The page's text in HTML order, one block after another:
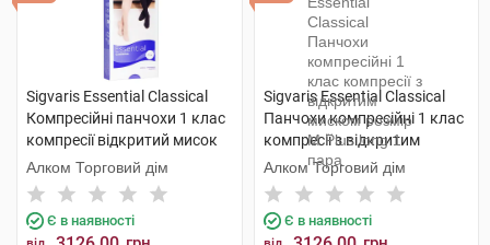
Sigvaris Essential Classical
Компресійні панчохи 1 клас
компресії відкритий мисок
розмір L long 1 пара
Алком Торговий дім
Є в наявності
Sigvaris Essential Classical
Панчохи компресійні 1 клас
компресії з відкритим
миском розмір М Plus long 1
пара
Алком Торговий дім
Є в наявності